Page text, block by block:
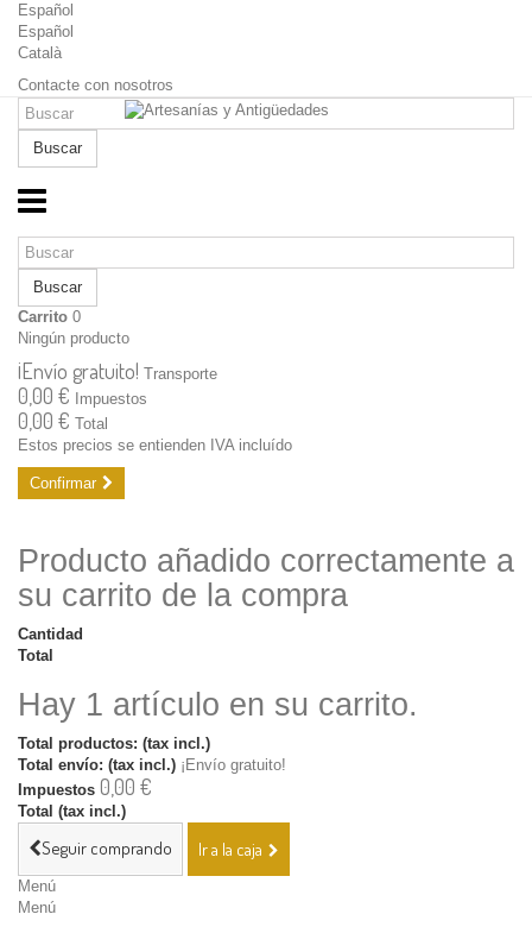
Español
Español
Català
Contacte con nosotros
Buscar
Buscar
Carrito 0
Ningún producto
¡Envío gratuito! Transporte
0,00 € Impuestos
0,00 € Total
Estos precios se entienden IVA incluído
Confirmar
Producto añadido correctamente a
su carrito de la compra
Cantidad
Total
Hay 1 artículo en su carrito.
Total productos: (tax incl.)
Total envío: (tax incl.) ¡Envío gratuito!
Impuestos 0,00 €
Total (tax incl.)
Seguir comprando Ir a la caja
Menú
Menú